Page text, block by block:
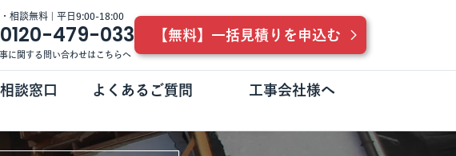
相談無料 | 平日9:00-18:00
0120-479-033
に関する問い合わせはこちらへ
【無料】一括見積りを申込む
談窓口 よくあるご質問 工事会社様へ